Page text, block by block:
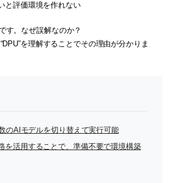
と評価環境を作れない
す。なぜ誤解なのか？
を理解することでその理由が分かりま
のAIモデルを切り替えて実行可能
を活用することで、準備不要で環境構築